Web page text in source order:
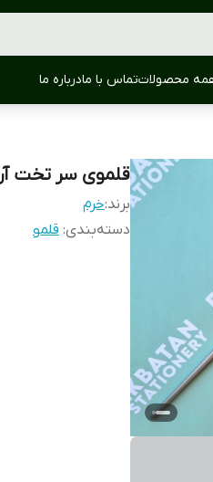
محصولاتتماس با مادرباره ما
قلموی سر تخت
برند:خرم
دسته‌بندی: قلمو